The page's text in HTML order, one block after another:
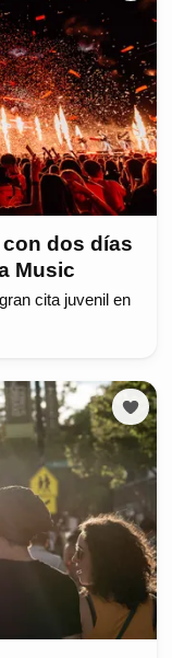
con dos días
Music
cita juvenil en